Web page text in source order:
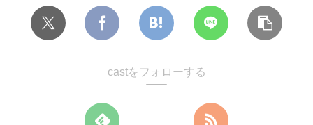
castをフォローする